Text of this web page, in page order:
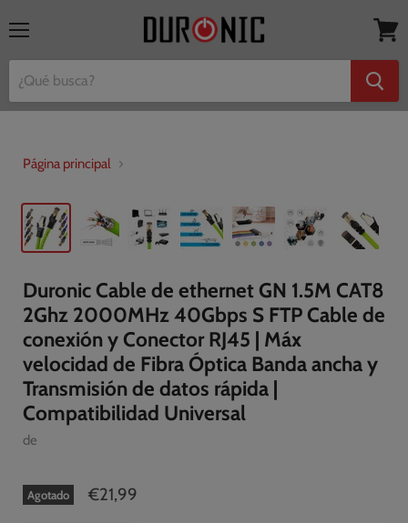
mi
cesta
Página principal
Duronic Cable de ethernet GN 1.5M CAT8
2Ghz 2000MHz 40Gbps S FTP Cable de
conexión y Conector RJ45 | Máx
velocidad de Fibra Óptica Banda ancha y
Transmisión de datos rápida |
Compatibilidad Universal
de
Agotado €21,99